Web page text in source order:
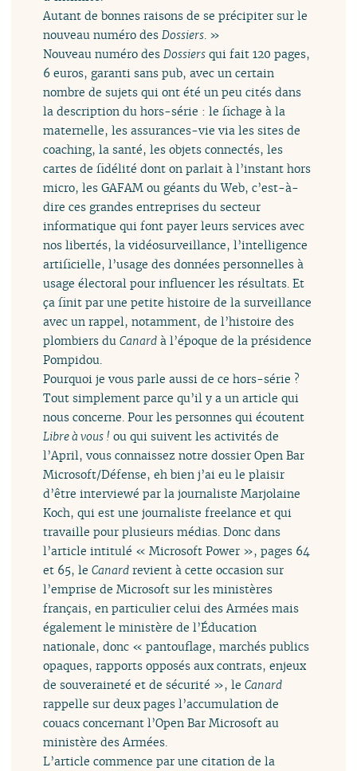
Autant de bonnes raisons de se précipiter sur le
nouveau numéro des Dossiers . »
Nouveau numéro des Dossiers qui fait 120 pages,
6 euros, garanti sans pub, avec un certain
nombre de sujets qui ont été un peu cités dans
la description du hors-série : le fichage à la
maternelle, les assurances-vie via les sites de
coaching, la santé, les objets connectés, les
cartes de fidélité dont on parlait à l’instant hors
micro, les GAFAM ou géants du Web, c’est-à-
dire ces grandes entreprises du secteur
informatique qui font payer leurs services avec
nos libertés, la vidéosurveillance, l’intelligence
artificielle, l’usage des données personnelles à
usage électoral pour influencer les résultats. Et
ça finit par une petite histoire de la surveillance
avec un rappel, notamment, de l’histoire des
plombiers duCanard à l’époque de la présidence
Pompidou.
Pourquoi je vous parle aussi de ce hors-série ?
Tout simplement parce qu’il y a un article qui
nous concerne. Pour les personnes qui écoutent
Libre à vous ! ou qui suivent les activités de
l’April, vous connaissez notre dossier Open Bar
Microsoft/Défense, eh bien j’ai eu le plaisir
d’être interviewé par la journaliste Marjolaine
Koch, qui est une journaliste freelance et qui
travaille pour plusieurs médias. Donc dans
l’article intitulé « Microsoft Power », pages 64
et 65, leCanard revient à cette occasion sur
l’emprise de Microsoft sur les ministères
français, en particulier celui des Armées mais
également le ministère de l’Éducation
nationale, donc « pantouflage, marchés publics
opaques, rapports opposés aux contrats, enjeux
de souveraineté et de sécurité », leCanard
rappelle sur deux pages l’accumulation de
couacs concernant l’Open Bar Microsoft au
ministère des Armées.
L’article commence par une citation de la